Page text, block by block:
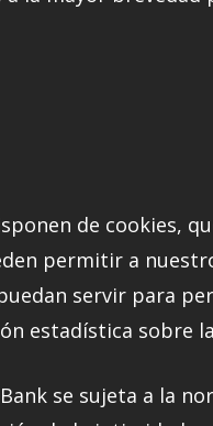
de cookies,
permitir a
servir para
estadística sobre
se sujeta a la